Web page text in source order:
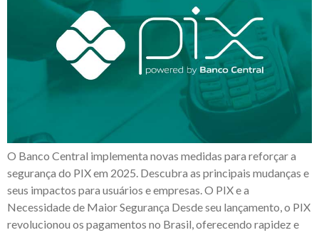
O Banco Central implementa novas medidas para reforçar a
segurança do PIX em 2025. Descubra as principais mudanças e
seus impactos para usuários e empresas. O PIX e a
Necessidade de Maior Segurança Desde seu lançamento, o PIX
revolucionou os pagamentos no Brasil, oferecendo rapidez e